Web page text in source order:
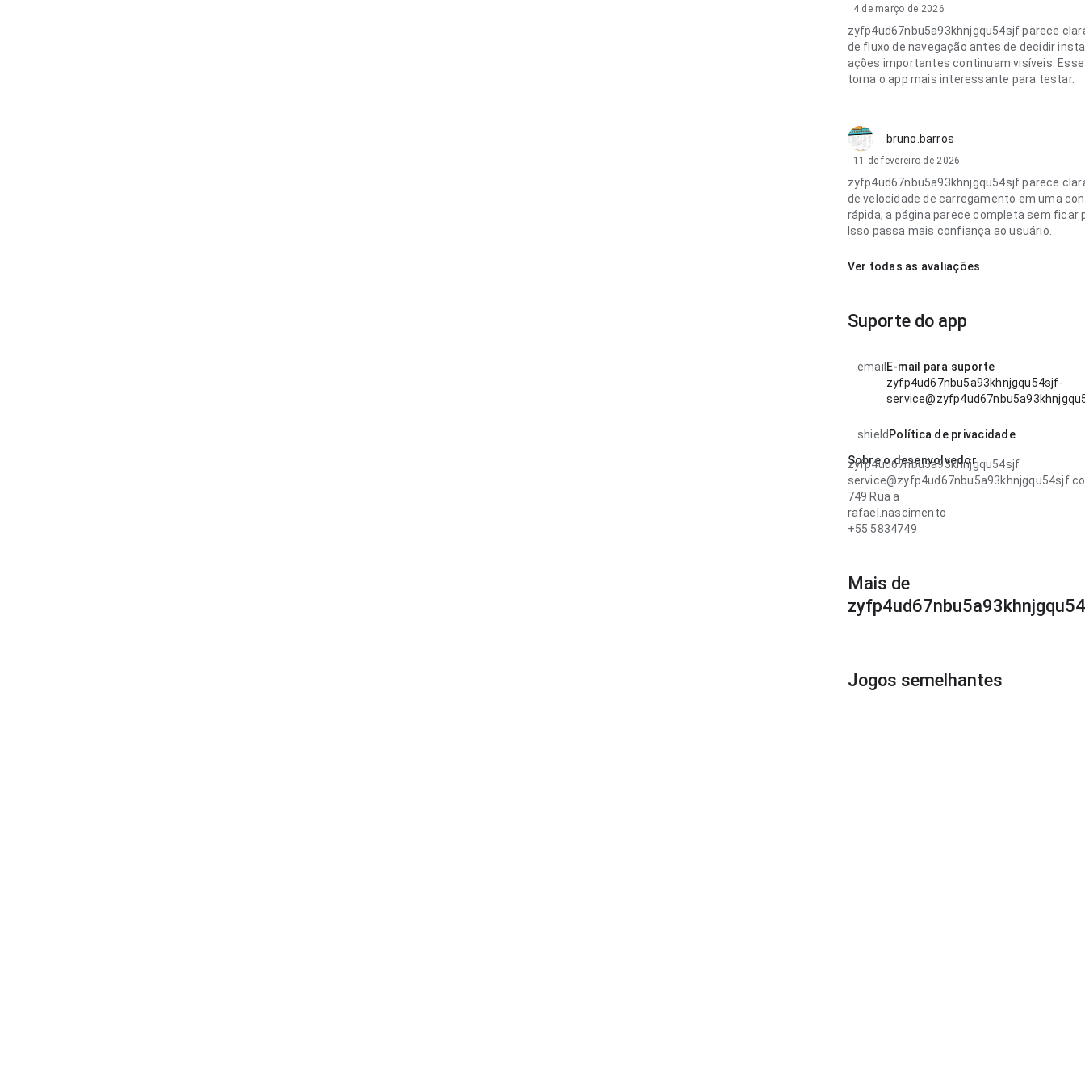
4 de março de 2026
zyfp4ud67nbu5a93khnjgqu54sjf parece
de fluxo de navegação antes de decidir
ações importantes continuam visíveis.
torna o app mais interessante para testar.
bruno.barros
11 de fevereiro de 2026
zyfp4ud67nbu5a93khnjgqu54sjf parece
de velocidade de carregamento em uma
rápida; a página parece completa sem ficar
Isso passa mais confiança ao usuário.
Ver todas as avaliações
Suporte do app
email E-mail para suporte
zyfp4ud67nbu5a93khnjgqu54sjf-
shield Política de privacidade
Sobre o desenvolvedor
zyfp4ud67nbu5a93khnjgqu54sjf
749 Rua a
rafael.nascimento
+55 5834749
Mais de
Jogos semelhantes